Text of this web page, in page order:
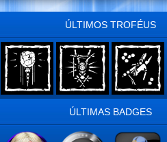
ÚLTIMOS TROFÉUS
ÚLTIMAS BADGES